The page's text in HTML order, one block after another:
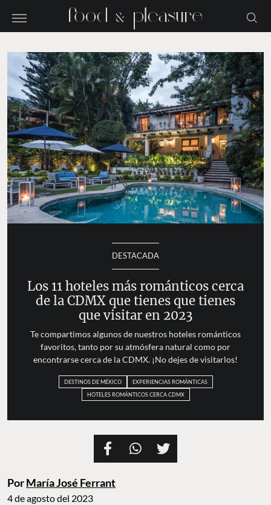
DESTACADA
Los 11 hoteles más románticos cerca
de la CDMX que tienes que tienes
que visitar en 2023
Te compartimos algunos de nuestros hoteles románticos
favoritos, tanto por su atmósfera natural como por
encontrarse cerca de la CDMX. ¡No dejes de visitarlos!
DESTINOS DE MÉXICO
EXPERIENCIAS ROMÁNTICAS
HOTELES ROMÁNTICOS CERCA CDMX
PorMaría José Ferrant
4 de agosto del 2023